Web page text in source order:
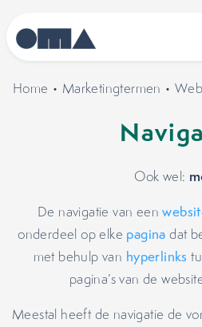
Home • Marketingtermen •
Ook wel:
De navigatie van een
onderdeel op elke pagina dat
met behulp van hyperlinks
pagina’s van de
Meestal heeft de navigatie de